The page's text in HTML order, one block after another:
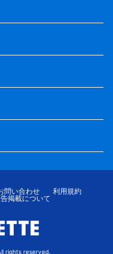
問い合わせ
利用規約
掲載について
rights reserved.